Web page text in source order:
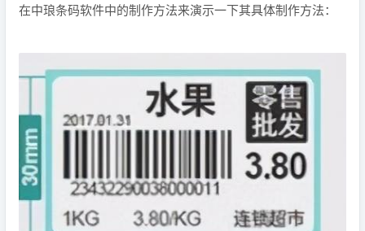
在中琅条码软件中的制作方法来演示一下其具体制作方法：